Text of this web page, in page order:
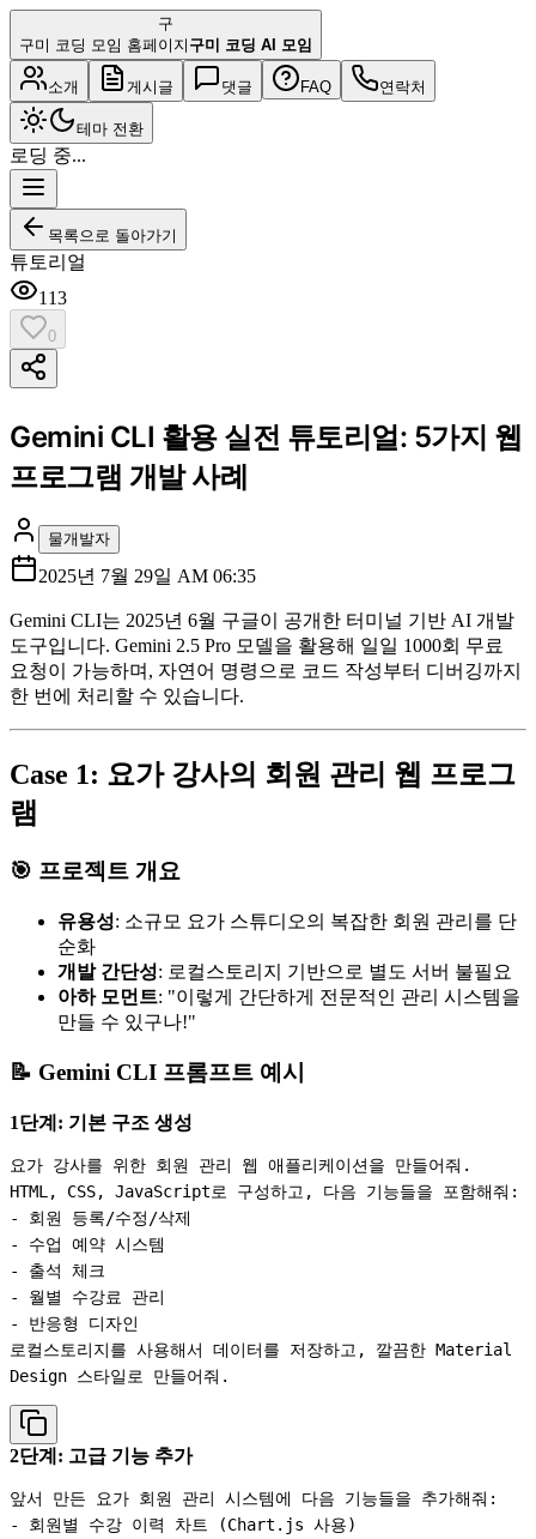
구
구미 코딩 모임 홈페이지 구미 코딩 AI 모임
소개 게시글 댓글 FAQ 연락처
테마 전환
로딩 중...
목록으로 돌아가기
튜토리얼
113
0
Gemini CLI 활용 실전 튜토리얼: 5가지 웹
프로그램 개발 사례
물개발자
2025년 7월 29일 AM 06:35
Gemini CLI는 2025년 6월 구글이 공개한 터미널 기반 AI 개발
도구입니다. Gemini 2.5 Pro 모델을 활용해 일일 1000회 무료
요청이 가능하며, 자연어 명령으로 코드 작성부터 디버깅까지
한 번에 처리할 수 있습니다.
Case 1: 요가 강사의 회원 관리 웹 프로그
램
🎯 프로젝트 개요
유용성: 소규모 요가 스튜디오의 복잡한 회원 관리를 단
순화
개발 간단성: 로컬스토리지 기반으로 별도 서버 불필요
아하 모먼트: "이렇게 간단하게 전문적인 관리 시스템을
만들 수 있구나!"
📝 Gemini CLI 프롬프트 예시
1단계: 기본 구조 생성
요가 강사를 위한 회원 관리 웹 애플리케이션을 만들어줘.
HTML, CSS, JavaScript로 구성하고, 다음 기능들을 포함해줘:
- 회원 등록/수정/삭제
- 수업 예약 시스템
- 출석 체크
- 월별 수강료 관리
- 반응형 디자인
로컬스토리지를 사용해서 데이터를 저장하고, 깔끔한 Material
2단계: 고급 기능 추가
앞서 만든 요가 회원 관리 시스템에 다음 기능들을 추가해줘:
- 회원별 수강 이력 차트 (Chart.js 사용)